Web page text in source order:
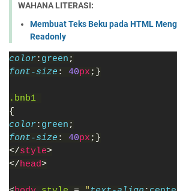
WAHANA LITERASI:
Membuat Teks Beku pada HTML
Readonly
color: green ;
font-size : 40px ;}
.bnb1
{
color: green ;
font-size : 40px ;}
</style>
</head>